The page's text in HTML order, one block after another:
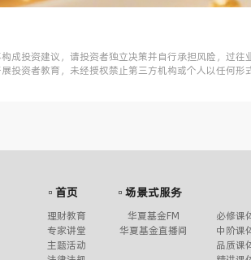
成投资建议，请投资者独立决策并自行承担风险，过
投资者教育，未经授权禁止第三方机构或个人以任何形
首页
理财教育
专家讲堂
主题活动
场景式服务
华夏基金FM
华夏基金直播间
必修课
中阶课
品质课